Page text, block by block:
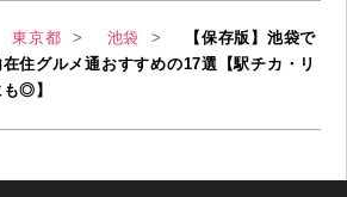
東京都 池袋
【保存版】池袋で
住グルメ通おすすめの17選【駅チカ・リ
◎】